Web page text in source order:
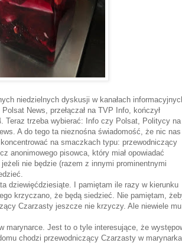
niedzielnych dyskusji w kanałach
News, przełączał na TVP Info, kończył
Teraz trzeba wybierać: Info czy Polsat, Politycy na
A do tego ta nieznośna świadomość, że nic
na smaczkach typu: przewodniczący
anonimowego pisowca, który miał opowiadać
nie będzie (razem z innymi prominentnymi
dziewięćdziesiąte. I pamiętam ile razy w kierunku
krzyczano, że będą siedzieć. Nie pamiętam,
Czarzasty jeszcze nie krzyczy. Ale niewiele
marynarce. Jest to o tyle interesujące, że
chodzi przewodniczący Czarzasty w